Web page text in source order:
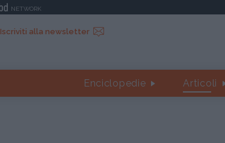
NETWORK
Iscriviti alla newsletter
Enciclopedie Articoli